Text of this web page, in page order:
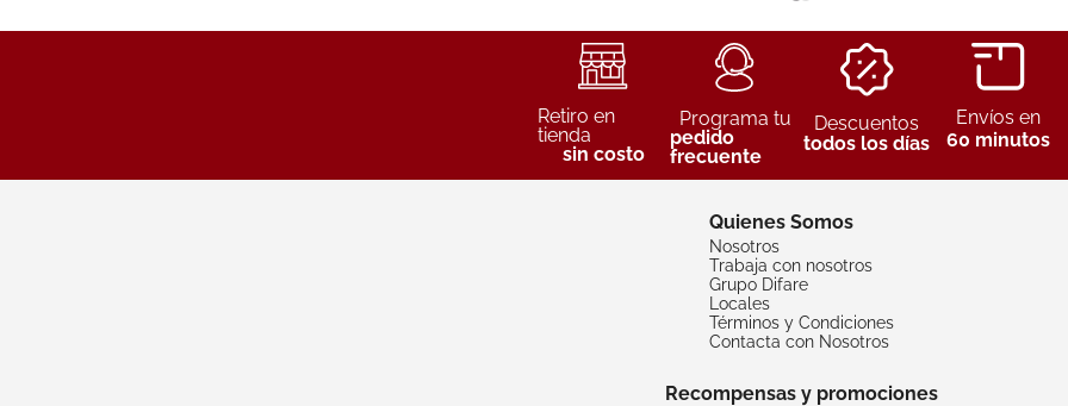
Retiro en
tienda
sin costo
Programa tu
pedido
frecuente
Descuentos
todos los días
Envíos en
60 minutos
Quienes Somos
Nosotros
Trabaja con nosotros
Grupo Difare
Locales
Términos y Condiciones
Contacta con Nosotros
Recompensas y promociones